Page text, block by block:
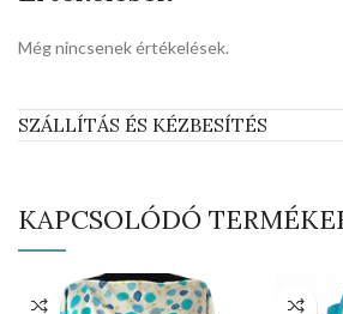
Még nincsenek értékelések.
SZÁLLÍTÁS ÉS KÉZBESÍTÉS
KAPCSOLÓDÓ